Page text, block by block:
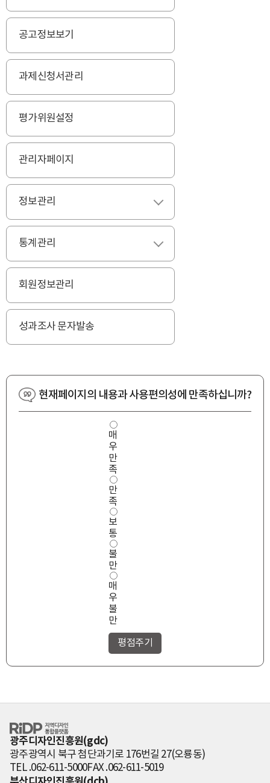
공고정보보기
과제신청서관리
평가위원설정
관리자페이지
정보관리
통계관리
회원정보관리
성과조사 문자발송
현재페이지의 내용과 사용편의성에 만족하십니까?
사
용
편
의
성
만
족
도
매
우
만
족
만
족
보
통
불
만
매
우
불
만
RiDP 지역디자
인 통합플랫폼
광주디자인진흥원(gdc)
광주광역시 북구 첨단과기로 176번길 27(오룡동)
TEL .062-611-5000FAX .062-611-5019